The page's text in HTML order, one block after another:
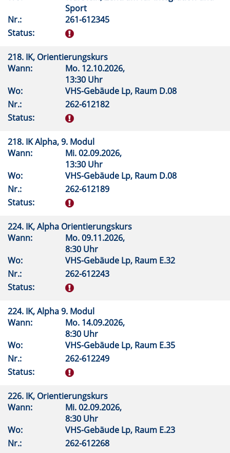
Sport
Nr.:
261-612345
Status:
218. IK, Orientierungskurs
Wann:
Mo. 12.10.2026,
13:30 Uhr
Wo:
VHS-Gebäude Lp, Raum D.08
Nr.:
262-612182
Status:
218. IK Alpha, 9. Modul
Wann:
Mi.02.09.2026,
13:30 Uhr
Wo:
VHS-Gebäude Lp, Raum D.08
Nr.:
262-612189
Status:
224. IK, Alpha Orientierungskurs
Wann:
Mo.09.11.2026,
8:30 Uhr
Wo:
VHS-Gebäude Lp, Raum E.32
Nr.:
262-612243
Status:
224. IK, Alpha 9. Modul
Wann:
Mo. 14.09.2026,
8:30 Uhr
Wo:
VHS-Gebäude Lp, Raum E.35
Nr.:
262-612249
Status:
226. IK, Orientierungskurs
Wann:
Mi.02.09.2026,
8:30 Uhr
Wo:
VHS-Gebäude Lp, Raum E.23
Nr.:
262-612268